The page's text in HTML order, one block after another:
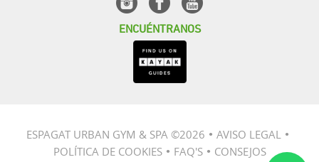
ENCUÉNTRANOS
ESPAGAT URBAN GYM & SPA ©2026 ● AVISO LEGAL ●
POLÍTICA DE COOKIES ● FAQ'S ● CONSEJOS